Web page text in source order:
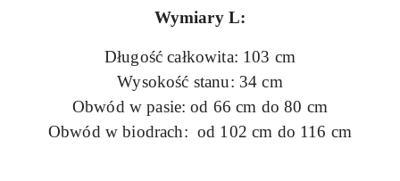
Wymiary L:
Długość całkowita: 103 cm
Wysokość stanu: 34 cm
Obwód w pasie: od 66 cm do 80 cm
Obwód w biodrach: od 102 cm do 116 cm